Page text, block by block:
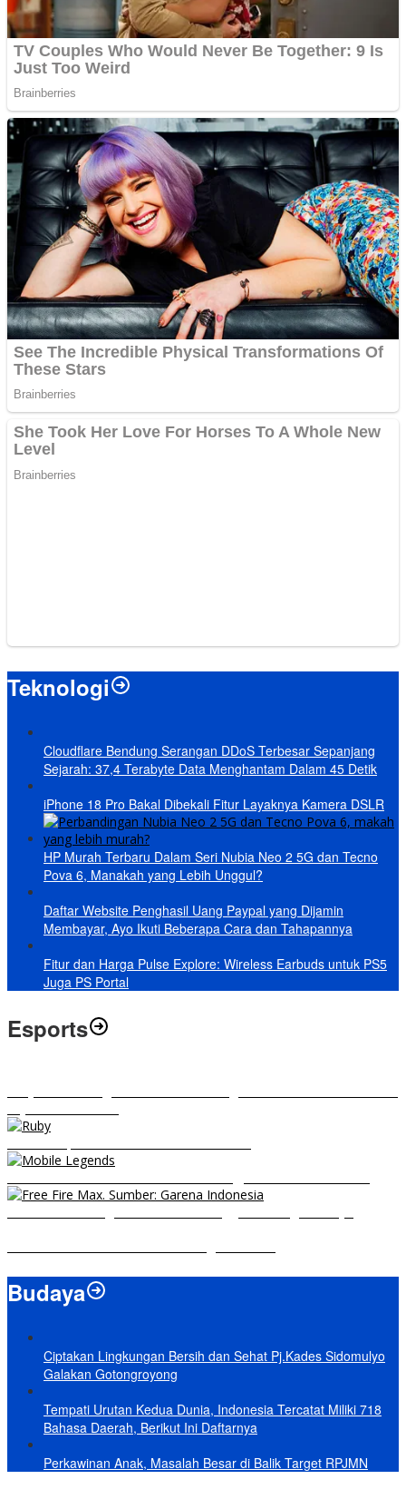
Teknologi
Cloudflare Bendung Serangan DDoS Terbesar Sepanjang
Sejarah: 37,4 Terabyte Data Menghantam Dalam 45 Detik
iPhone 18 Pro Bakal Dibekali Fitur Layaknya Kamera DSLR
HP Murah Terbaru Dalam Seri Nubia Neo 2 5G dan Tecno
Pova 6, Manakah yang Lebih Unggul?
Daftar Website Penghasil Uang Paypal yang Dijamin
Membayar, Ayo Ikuti Beberapa Cara dan Tahapannya
Fitur dan Harga Pulse Explore: Wireless Earbuds untuk PS5
Juga PS Portal
Esports
Budaya
Ciptakan Lingkungan Bersih dan Sehat Pj.Kades Sidomulyo
Galakan Gotongroyong
Tempati Urutan Kedua Dunia, Indonesia Tercatat Miliki 718
Bahasa Daerah, Berikut Ini Daftarnya
Perkawinan Anak, Masalah Besar di Balik Target RPJMN